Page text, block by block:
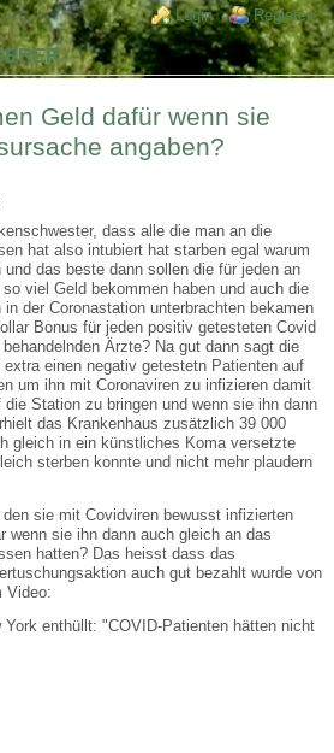
Login links
Login Register
Geld dafür wenn sie
angaben?
dass alle die man an die
hat also intubiert hat starben egal warum
das beste dann sollen die für jeden an
viel Geld bekommen haben und auch die
der Coronastation unterbrachten bekamen
Bonus für jeden positiv getesteten Covid
Ärzte? Na gut dann sagt die
einen negativ getestetn Patienten auf
um ihn mit Coronaviren zu infizieren damit
Station zu bringen und wenn sie ihn dann
das Krankenhaus zusätzlich 39 000
gleich in ein künstliches Koma versetzte
sterben konnte und nicht mehr plaudern
sie mit Covidviren bewusst infizierten
wenn sie ihn dann auch gleich an das
hatten? Das heisst dass das
auch gut bezahlt wurde von
Video:
enthüllt: "COVID-Patienten hätten nicht